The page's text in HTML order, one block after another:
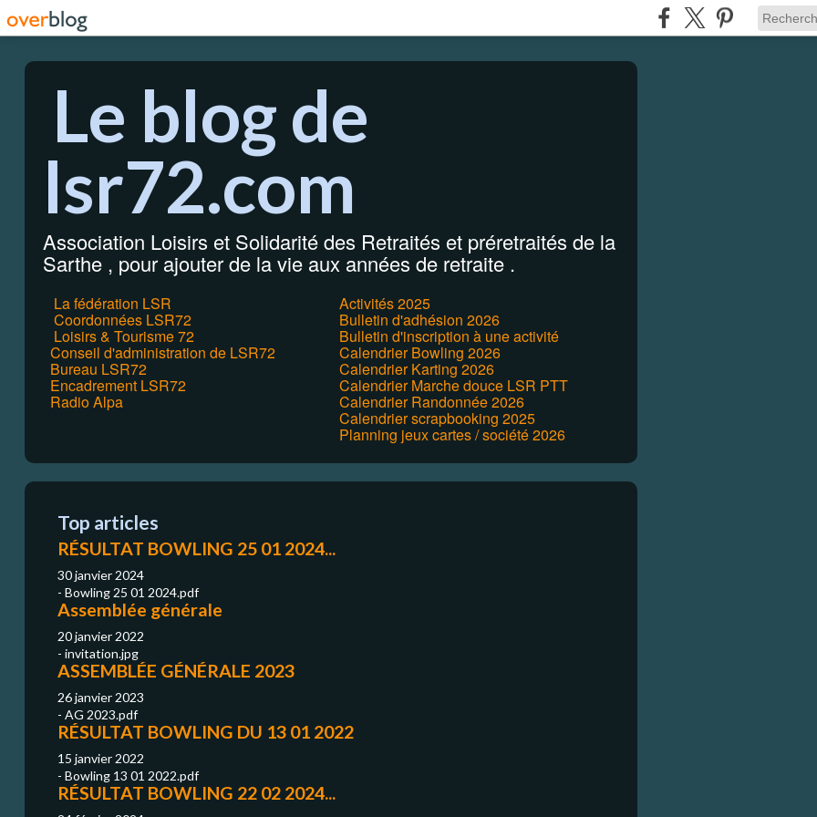
Le blog de
lsr72.com
Association Loisirs et Solidarité des Retraités et préretraités de la
Sarthe , pour ajouter de la vie aux années de retraite .
La fédération LSR
Coordonnées LSR72
Loisirs & Tourisme 72
Conseil d'administration de LSR72
Bureau LSR72
Encadrement LSR72
Radio Alpa
Activités 2025
Bulletin d'adhésion 2026
Bulletin d'inscription à une activité
Calendrier Bowling 2026
Calendrier Karting 2026
Calendrier Marche douce LSR PTT
Calendrier Randonnée 2026
Calendrier scrapbooking 2025
Planning jeux cartes / société 2026
Top articles
RÉSULTAT BOWLING 25 01 2024...
30 janvier 2024
- Bowling 25 01 2024.pdf
Assemblée générale
20 janvier 2022
- invitation.jpg
ASSEMBLÉE GÉNÉRALE 2023
26 janvier 2023
- AG 2023.pdf
RÉSULTAT BOWLING DU 13 01 2022
15 janvier 2022
- Bowling 13 01 2022.pdf
RÉSULTAT BOWLING 22 02 2024...